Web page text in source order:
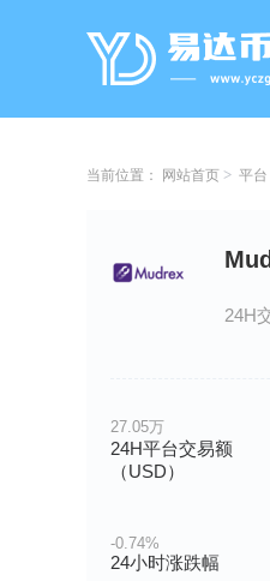
当前位置： 网站首页 平台
24H
27.05万
24H平台交易额
（USD）
-0.74%
24小时涨跌幅